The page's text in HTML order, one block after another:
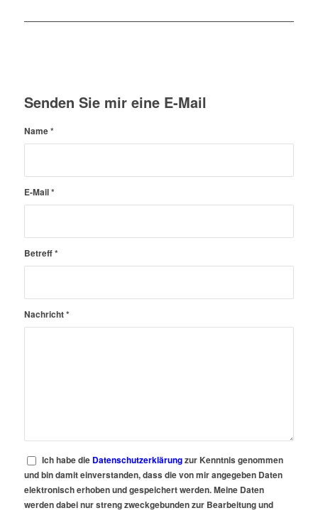
Senden Sie mir eine E-Mail
Name*
E-Mail*
Betreff*
Nachricht*
Ich habe die Datenschutzerklärungzur Kenntnis genommen
und bin damit einverstanden, dass die von mir angegeben Daten
elektronisch erhoben und gespeichert werden. Meine Daten
werden dabei nur streng zweckgebunden zur Bearbeitung und